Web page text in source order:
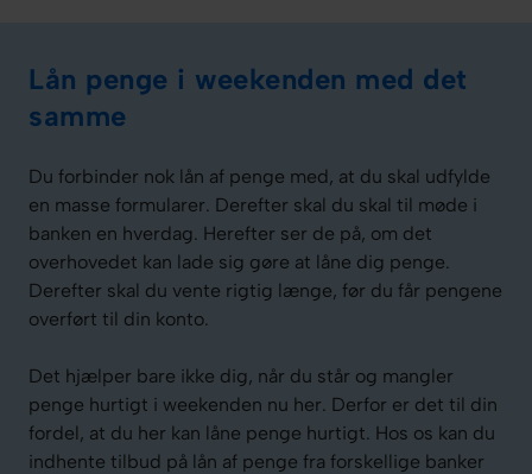
Lån penge i weekenden med det
samme
Du forbinder nok lån af penge med, at du skal udfylde
en masse formularer. Derefter skal du skal til møde i
banken en hverdag. Herefter ser de på, om det
overhovedet kan lade sig gøre at låne dig penge.
Derefter skal du vente rigtig længe, før du får pengene
overført til din konto.
Det hjælper bare ikke dig, når du står og mangler
penge hurtigt i weekenden nu her. Derfor er det til din
fordel, at du her kan låne penge hurtigt. Hos os kan du
indhente tilbud på lån af penge fra forskellige banker